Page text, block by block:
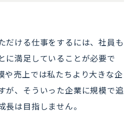
だける仕事をするには、社員も
に満足していることが必要で
や売上では私たちより大きな企
が、そういった企業に規模で追
長は目指しません。